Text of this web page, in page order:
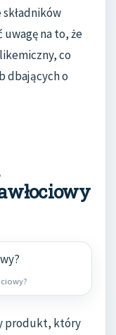
na to, że
co
dbających o
produkt, który